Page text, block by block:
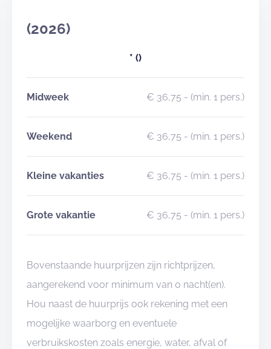
(2026)
* ()
Midweek € 36,75 - (min. 1 pers.)
Weekend € 36,75 - (min. 1 pers.)
Kleine vakanties € 36,75 - (min. 1 pers.)
Grote vakantie € 36,75 - (min. 1 pers.)
Bovenstaande huurprijzen zijn richtprijzen,
aangerekend voor minimum van 0 nacht(en).
Hou naast de huurprijs ook rekening met een
mogelijke waarborg en eventuele
verbruikskosten zoals energie, water, afval of